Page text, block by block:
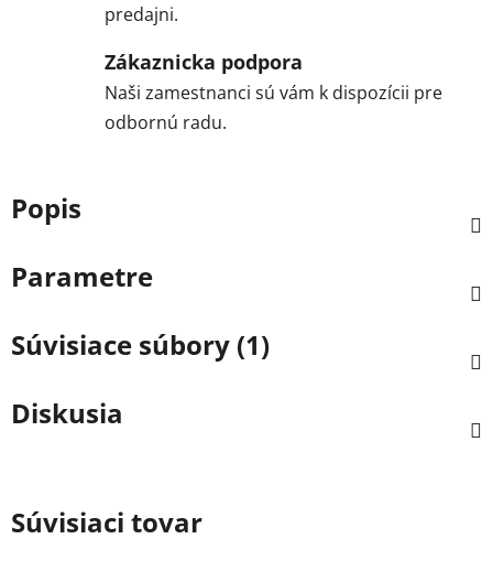
predajni.
Zákaznicka podpora
Naši zamestnanci sú vám k dispozícii pre
odbornú radu.
Popis
Parametre
Súvisiace súbory (1)
Diskusia
Súvisiaci tovar